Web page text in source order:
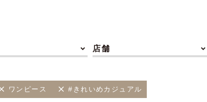
店舗
ワンピース #きれいめカジュアル